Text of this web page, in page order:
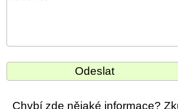
Chybí zde nějaké informace?